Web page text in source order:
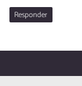
Responder